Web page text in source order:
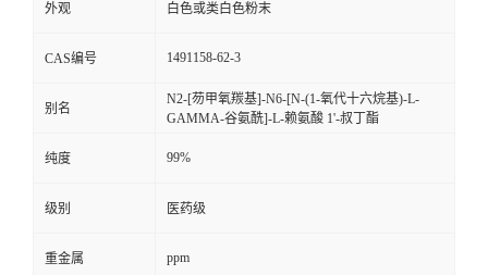
外观 白色或类白色粉末
CAS编号 1491158-62-3
别名
N2-[芴甲氧羰基]-N6-[N-(1-氧代十六烷基)-L-
GAMMA-谷氨酰]-L-赖氨酸 1'-叔丁酯
纯度 99%
级别 医药级
重金属 ppm